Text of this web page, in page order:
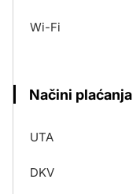
Wi-Fi
Načini plaćanja
UTA
DKV